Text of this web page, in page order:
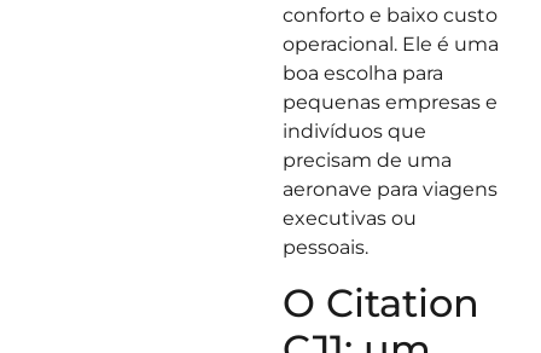
conforto e baixo custo
operacional. Ele é uma
boa escolha para
pequenas empresas e
indivíduos que
precisam de uma
aeronave para viagens
executivas ou
pessoais.
O Citation